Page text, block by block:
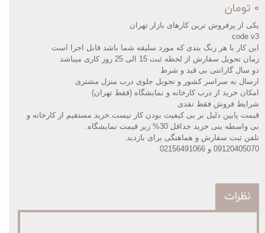
۰ تومان
یکی از پرفروش ترین کارهای بازار تهران
code v3
این کار با هر رنگ بندی که مورد سلیقه شما باشد قابل اجرا است
زمان تحویل سفارش از لحظه ثبت 15 الی 25 روز کاری میباشد
دو سال گارانتی بی قید و شرط
ارسال به سراسر کشور و تحویل جلوی درب منزل مشتری
امکان خرید از درب کارخانه و نمایشگاه (فقط تهران)
شرایط فروش فقط نقدی
قیمت پایین دلیل بر بی کیفیت بودن کار نیست.خرید مستقیم از کارخانه و
بی واسطه ینی خرید حداقل 30% زیر قیمت نمایشگاه
تلفن ثبت سفارش و هماهنگی برای بازدید
09120405070 و 02156491066
نظرات